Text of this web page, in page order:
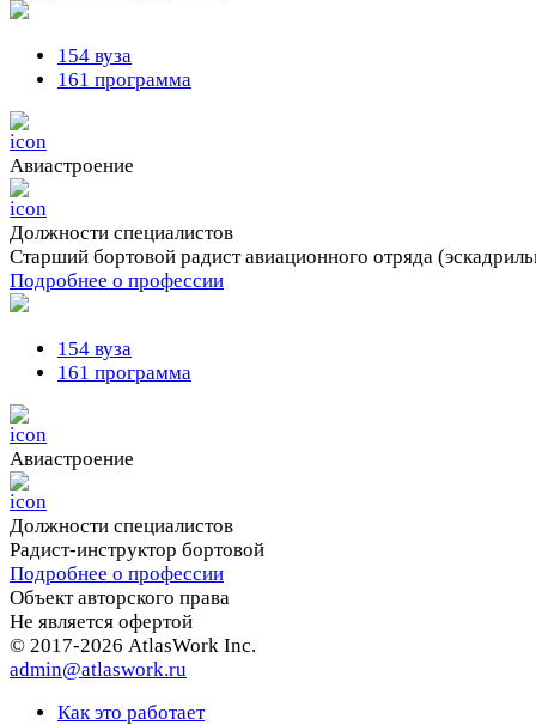
154 вуза
161 программа
Авиастроение
Должности cпециалистов
Старший бортовой радист авиационного отряда
Подробнее о профессии
154 вуза
161 программа
Авиастроение
Должности cпециалистов
Радист-инструктор бортовой
Подробнее о профессии
Объект авторского права
Не является офертой
© 2017-2026 AtlasWork Inc.
admin@atlaswork.ru
Как это работает